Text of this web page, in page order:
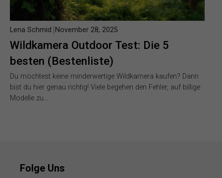
Wildkamera Outdoor Test: Die 5
besten (Bestenliste)
Lena Schmid November 28, 2025
Du möchtest keine minderwertige Wildkamera kaufen? Dann
bist du hier genau richtig! Viele begehen den Fehler, auf billige
Modelle zu…
Folge Uns